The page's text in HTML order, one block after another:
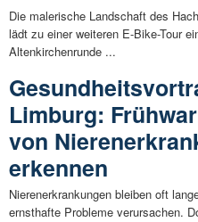
Die malerische Landschaft des
lädt zu einer weiteren E-Bike-Tour
Altenkirchenrunde ...
Limburg:
von
erkennen
Nierenerkrankungen bleiben oft
ernsthafte Probleme verursachen.